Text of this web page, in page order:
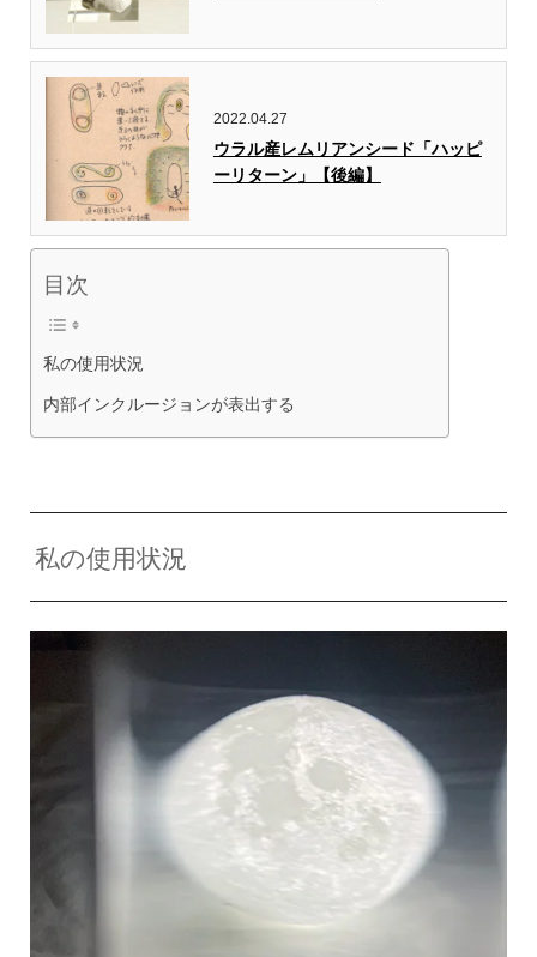
2022.04.27
ウラル産レムリアンシード「ハッピ
ーリターン」【後編】
目次
私の使用状況
内部インクルージョンが表出する
私の使用状況